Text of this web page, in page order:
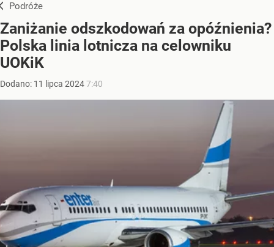
Podróże
Zaniżanie odszkodowań za opóźnienia?
Polska linia lotnicza na celowniku
UOKiK
Dodano: 11 lipca 20247:40